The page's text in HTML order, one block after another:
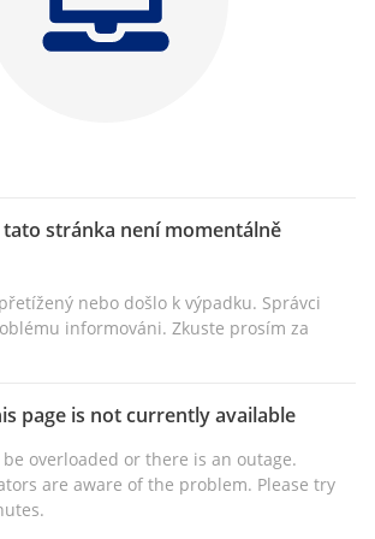
tato stránka není momentálně
nebo došlo k výpadku. Správci
informováni. Zkuste prosím za
page is not currently available
overloaded or there is an outage.
are aware of the problem. Please try